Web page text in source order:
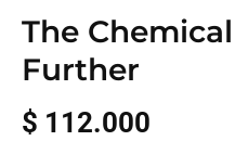
The
Further
$ 112.000